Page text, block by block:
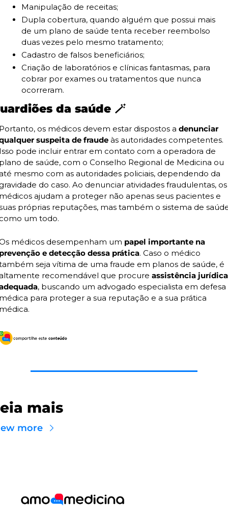
Manipulação de receitas;
Dupla cobertura, quando alguém que possui mais
de um plano de saúde tenta receber reembolso
duas vezes pelo mesmo tratamento;
Cadastro de falsos beneficiários;
Criação de laboratórios e clínicas fantasmas, para
cobrar por exames ou tratamentos que nunca
ocorreram.
da saúde 🪄
os médicos devem estar dispostos a denunciar
suspeita de fraude às autoridades competentes.
pode incluir entrar em contato com a operadora de
de saúde, com o Conselho Regional de Medicina ou
mesmo com as autoridades policiais, dependendo da
do caso. Ao denunciar atividades fraudulentas, os
ajudam a proteger não apenas seus pacientes e
próprias reputações, mas também o sistema de
um todo.
médicos desempenham um papel importante na
e detecção dessa prática. Caso o médico
seja vítima de uma fraude em planos de saúde, é
recomendável que procure assistência jurídica
, buscando um advogado especialista em defesa
para proteger a sua reputação e a sua prática
mais
more